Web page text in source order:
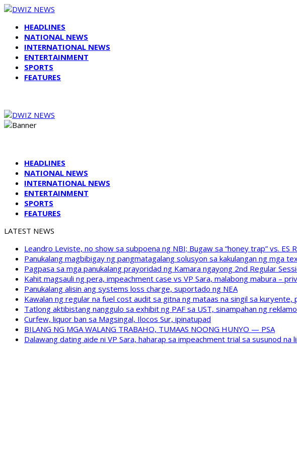
HEADLINES
NATIONAL NEWS
INTERNATIONAL NEWS
ENTERTAINMENT
SPORTS
FEATURES
HEADLINES
NATIONAL NEWS
INTERNATIONAL NEWS
ENTERTAINMENT
SPORTS
FEATURES
LATEST NEWS
Leandro Leviste, no show sa subpoena ng NBI; Bugaw sa “honey trap” vs. ES
Panukalang magbibigay ng pangmatagalang solusyon sa kakulangan ng mga
Pagpasa sa mga panukalang prayoridad ng Kamara ngayong 2nd Regular
Kahit magsauli ng pera, impeachment case vs VP Sara, malabong mabura –
Panukalang alisin ang systems loss charge, suportado ng NEA
Kawalan ng regular na fuel cost audit sa gitna ng mataas na singil sa kuryente,
Tatlong aktibistang nanggulo sa exhibit ng PAF sa UST, sinampahan ng reklamo
Curfew, liquor ban sa Magsingal, Ilocos Sur, ipinatupad
BILANG NG MGA WALANG TRABAHO, TUMAAS NOONG HUNYO — PSA
Dalawang dating aide ni VP Sara, haharap sa impeachment trial sa susunod na